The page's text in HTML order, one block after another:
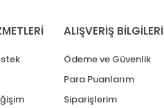
ALIŞVERİŞ BİLGİLERİ
Ödeme ve Güvenlik
Para Puanlarım
Siparişlerim